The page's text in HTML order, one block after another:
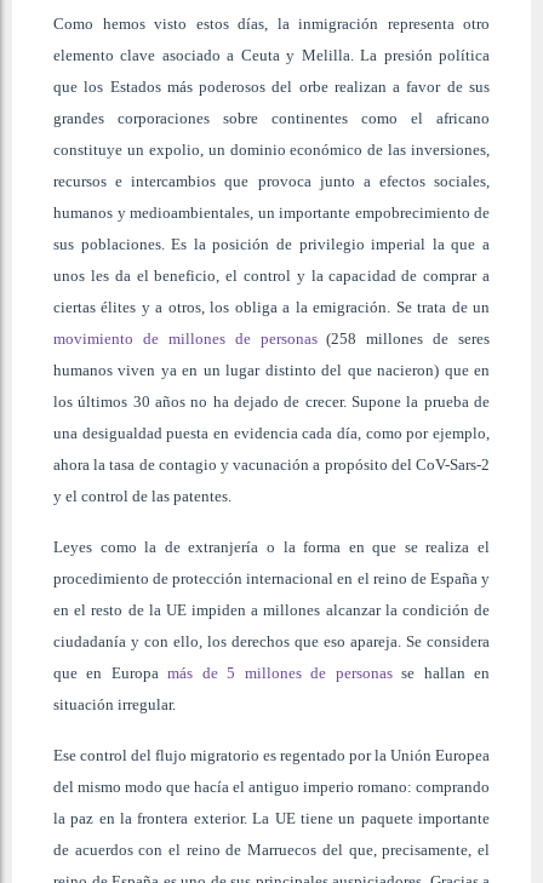
Como hemos visto estos días, la inmigración representa otro
elemento clave asociado a Ceuta y Melilla. La presión política
que los Estados más poderosos del orbe realizan a favor de sus
grandes corporaciones sobre continentes como el africano
constituye un expolio, un dominio económico de las inversiones,
recursos e intercambios que provoca junto a efectos sociales,
humanos y medioambientales, un importante empobrecimiento de
sus poblaciones. Es la posición de privilegio imperial la que a
unos les da el beneficio, el control y la capacidad de comprar a
ciertas élites y a otros, los obliga a la emigración. Se trata de un
movimiento de millones de personas(258 millones de seres
humanos viven ya en un lugar distinto del que nacieron) que en
los últimos 30 años no ha dejado de crecer. Supone la prueba de
una desigualdad puesta en evidencia cada día, como por ejemplo,
ahora la tasa de contagio y vacunación a propósito del CoV-Sars-2
y el control de las patentes.
Leyes como la de extranjería o la forma en que se realiza el
procedimiento de protección internacional en el reino de España y
en el resto de la UE impiden a millones alcanzar la condición de
ciudadanía y con ello, los derechos que eso apareja. Se considera
que en Europamás de 5 millones de personasse hallan en
situación irregular.
Ese control del flujo migratorio es regentado por la Unión Europea
del mismo modo que hacía el antiguo imperio romano: comprando
la paz en la frontera exterior. La UE tiene un paquete importante
de acuerdos con el reino de Marruecos del que, precisamente, el